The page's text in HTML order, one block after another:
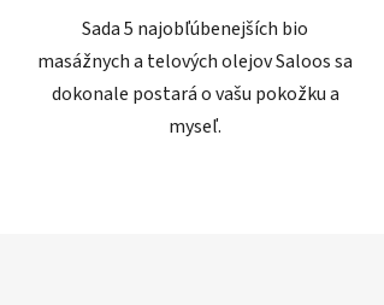
Sada 5 najobľúbenejších bio
masážnych a telových olejov Saloos sa
dokonale postará o vašu pokožku a
myseľ.